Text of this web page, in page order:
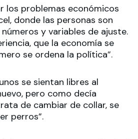
los problemas económicos
donde las personas son
y variables de ajuste.
que la economía se
se ordena la política”.
se sientan libres al
pero como decía
de cambiar de collar, se
perros”.